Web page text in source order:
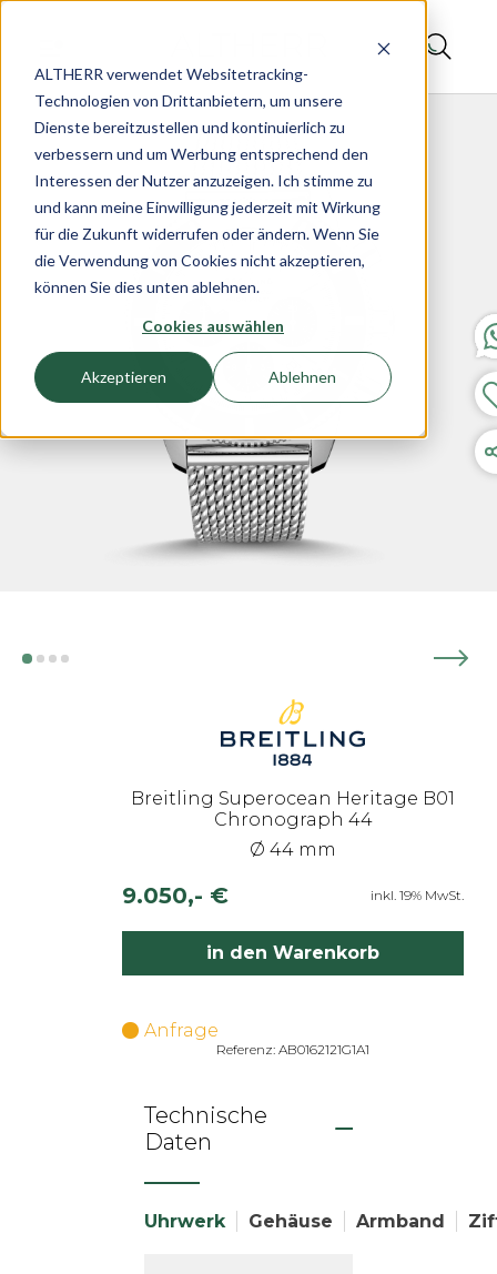
ALTHERR verwendet Websitetracking-
Technologien von Drittanbietern, um unsere
Dienste bereitzustellen und kontinuierlich zu
verbessern und um Werbung entsprechend den
Interessen der Nutzer anzuzeigen. Ich stimme zu
und kann meine Einwilligung jederzeit mit Wirkung
für die Zukunft widerrufen oder ändern. Wenn Sie
die Verwendung von Cookies nicht akzeptieren,
können Sie dies unten ablehnen.
Cookies auswählen
Akzeptieren Ablehnen
Breitling Superocean Heritage B01
Chronograph 44
Ø 44 mm
9.050,- € inkl. 19% MwSt.
in den Warenkorb
Anfrage
Referenz: AB0162121G1A1
Technische
Daten
Uhrwerk Gehäuse Armband